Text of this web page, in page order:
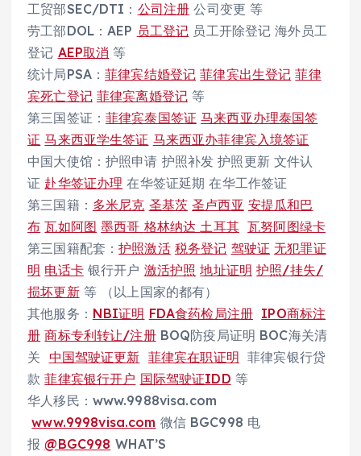
工贸部SEC/DTI： 公司注册 公司变更 等
劳工部DOL：AEP 员工登记 员工开除登记 海外员工
登记 AEP取消 等
统计局PSA：菲律宾结婚登记 菲律宾出生登记 菲律
宾死亡登记 菲律宾离婚登记等
第三国签证： 菲律宾泰国签证 马来西亚办理泰国签
证 马来西亚学生签证 马来西亚办菲律宾入境签证
中国大使馆：护照申请 护照补发 护照更新 文件认
证 赴华签证办理 在华签证延期 在华工作签证
第三国籍： 多米尼克 圣基茨 圣卢西亚 安提瓜和巴
布 瓦如阿图 墨西哥 格林纳达土耳其 瓦努阿图绿卡
第三国籍配套：护照激活 税务登记 驾驶证 无犯罪证
明 电话卡银行开户 激活护照 地址证明 护照/挂失/
损坏更新等 （以上国家的都有）
其他服务： NBI证明 FDA食药检局注册 IPO商标注
册 商标专利转让/注册BOQ防疫局证明 BOC海关清
关 中国驾驶证更新 菲律宾在职证明 菲律宾银行贷
款菲律宾银行开户 国际驾驶证IDD 等
华人移民：www.9988visa.com
www.9998visa.com 微信 BGC998 电
报@BGC998 WHAT’S